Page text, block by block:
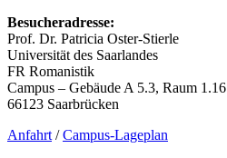
Besucheradresse:
Prof. Dr. Patricia Oster-Stierle
Universität des Saarlandes
FR Romanistik
Campus – Gebäude A 5.3, Raum 1.16
66123 Saarbrücken
Anfahrt /Campus-Lageplan